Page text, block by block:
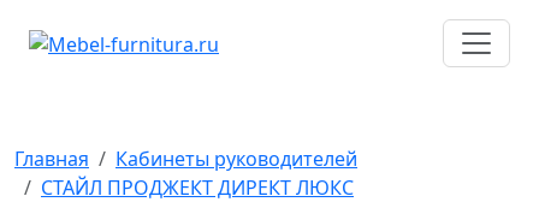
Главная
Кабинеты руководителей
СТАЙЛ ПРОДЖЕКТ ДИРЕКТ ЛЮКС